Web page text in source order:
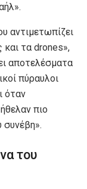
αντιμετωπίζει
τα drones»,
αποτελέσματα
πύραυλοι
όταν
πιο
του